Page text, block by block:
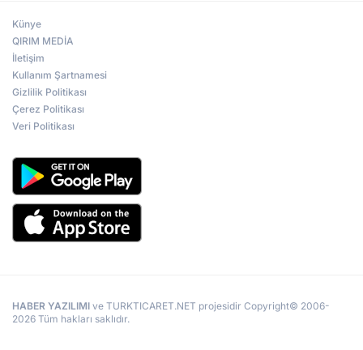
Künye
QIRIM MEDİA
İletişim
Kullanım Şartnamesi
Gizlilik Politikası
Çerez Politikası
Veri Politikası
HABER YAZILIMI ve TURKTICARET.NET projesidir Copyright© 2006-
2026 Tüm hakları saklıdır.